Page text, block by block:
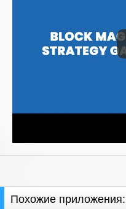
Похожие приложения: